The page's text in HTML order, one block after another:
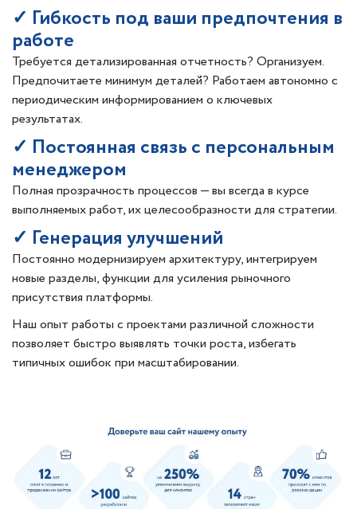
✓ Гибкость под ваши предпочтения в
работе
Требуется детализированная отчетность? Организуем.
Предпочитаете минимум деталей? Работаем автономно с
периодическим информированием о ключевых
результатах.
✓ Постоянная связь с персональным
менеджером
Полная прозрачность процессов — вы всегда в курсе
выполняемых работ, их целесообразности для стратегии.
✓ Генерация улучшений
Постоянно модернизируем архитектуру, интегрируем
новые разделы, функции для усиления рыночного
присутствия платформы.
Наш опыт работы с проектами различной сложности
позволяет быстро выявлять точки роста, избегать
типичных ошибок при масштабировании.